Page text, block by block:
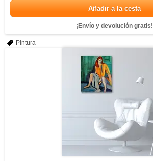
Añadir a la cesta
¡Envío y devolución gratis!
Pintura